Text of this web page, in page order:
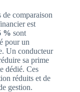
comparaison
est
% sont
pour un
Un conducteur
sa prime
dédié. Ces
réduits et de
gestion.